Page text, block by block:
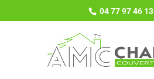
04 77 97 46 13